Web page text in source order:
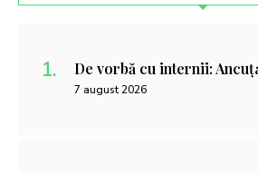
De vorbă cu internii:
7 august 2026